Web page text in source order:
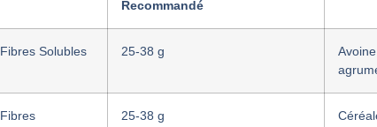
Recommandé
Fibres Solubles 25-38 g
Fibres
25-38 g